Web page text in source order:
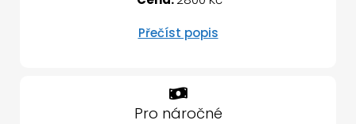
Přečíst popis
Pro náročné